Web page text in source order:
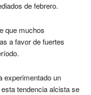
de febrero.
que muchos
a favor de fuertes
experimentado un
tendencia alcista se